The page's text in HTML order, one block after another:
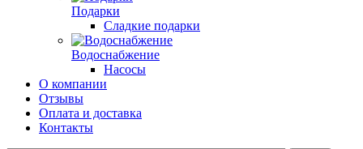
Подарки
Cладкие подарки
Водоснабжение
Насосы
О компании
Отзывы
Оплата и доставка
Контакты